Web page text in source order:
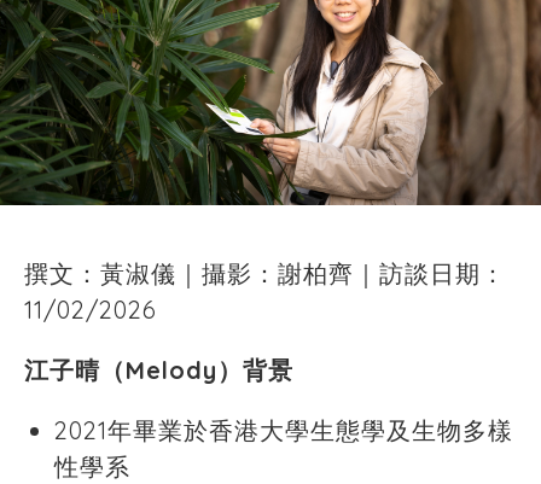
撰文：黃淑儀｜攝影：謝柏齊｜訪談日期：
11/02/2026
江子晴（Melody）背景
2021年畢業於香港大學生態學及生物多樣
性學系